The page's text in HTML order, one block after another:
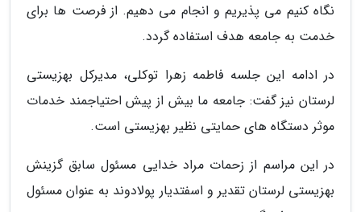
نگاه کنیم می پذیریم و انجام می دهیم. از فرصت ها برای
خدمت به جامعه هدف استفاده گردد.
در ادامه این جلسه فاطمه زهرا توکلی، مدیرکل بهزیستی
لرستان نیز گفت: جامعه ما بیش از پیش احتیاجمند خدمات
موثر دستگاه های حمایتی نظیر بهزیستی است.
در این مراسم از زحمات مراد خدایی مسئول سابق گزینش
بهزیستی لرستان تقدیر و اسفتدیار پولادوند به عنوان مسئول